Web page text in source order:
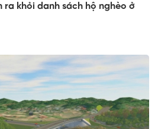
ra khỏi danh sách hộ nghèo ở